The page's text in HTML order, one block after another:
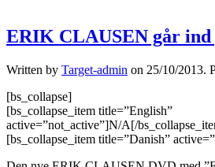
ERIK CLAUSEN går ind
Written by Target-admin on 25/10/2013.
[bs_collapse]
[bs_collapse_item title=”English”
active=”not_active”]N/A[/
[bs_collapse_item title=”Danish”